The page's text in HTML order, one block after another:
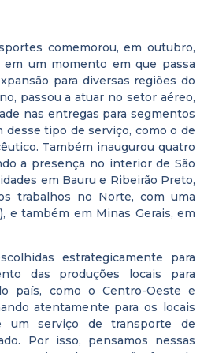
comemorou, em outubro,
em um momento em que passa
para diversas regiões do
passou a atuar no setor aéreo,
nas entregas para segmentos
desse tipo de serviço, como o de
Também inaugurou quatro
a presença no interior de São
em Bauru e Ribeirão Preto,
trabalhos no Norte, com uma
e também em Minas Gerais, em
estrategicamente para
das produções locais para
país, como o Centro-Oeste e
atentamente para os locais
um serviço de transporte de
Por isso, pensamos nessas